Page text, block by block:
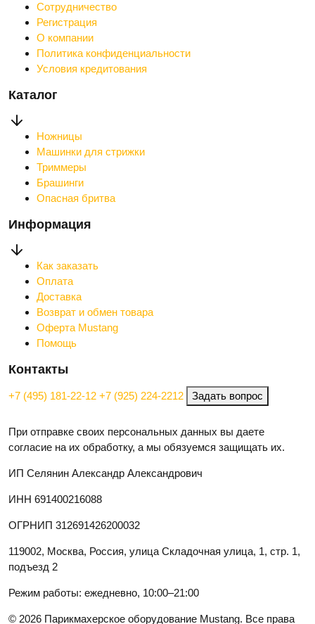
Сотрудничество
Регистрация
О компании
Политика конфиденциальности
Условия кредитования
Каталог
Ножницы
Машинки для стрижки
Триммеры
Брашинги
Опасная бритва
Информация
Как заказать
Оплата
Доставка
Возврат и обмен товара
Оферта Mustang
Помощь
Контакты
+7 (495) 181-22-12 +7 (925) 224-2212 Задать вопрос
При отправке своих персональных данных вы даете
согласие на их обработку, а мы обязуемся защищать их.
ИП Селянин Александр Александрович
ИНН 691400216088
ОГРНИП 312691426200032
119002, Москва, Россия, улица Складочная улица, 1, стр. 1,
подъезд 2
Режим работы: ежедневно, 10:00–21:00
© 2026 Парикмахерское оборудование Mustang. Все права